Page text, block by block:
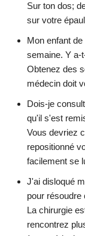
Sur ton dos;
sur votre
Mon enfant
semaine. Y a-
Obtenez des
médecin doit
Dois-je
qu'il s'est
Vous devriez
repositionné
facilement se
J'ai disloqué
pour résoudre
La chirurgie
rencontrez